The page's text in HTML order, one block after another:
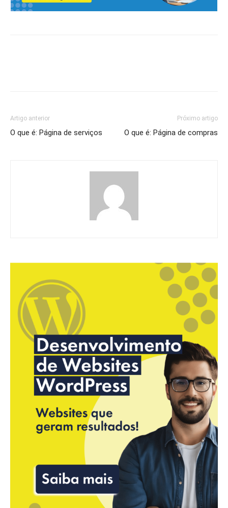
Artigo anterior
O que é: Página de serviços
Próximo artigo
O que é: Página de compras